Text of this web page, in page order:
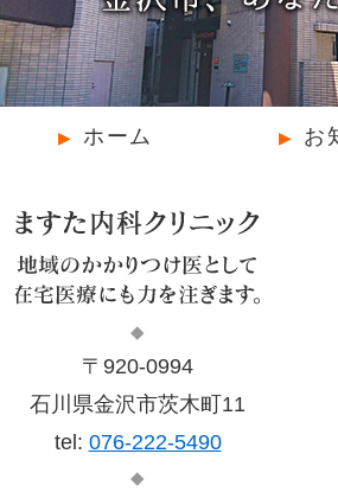
ホーム お
◆
〒920-0994
石川県金沢市茨木町11
tel: 076-222-5490
◆